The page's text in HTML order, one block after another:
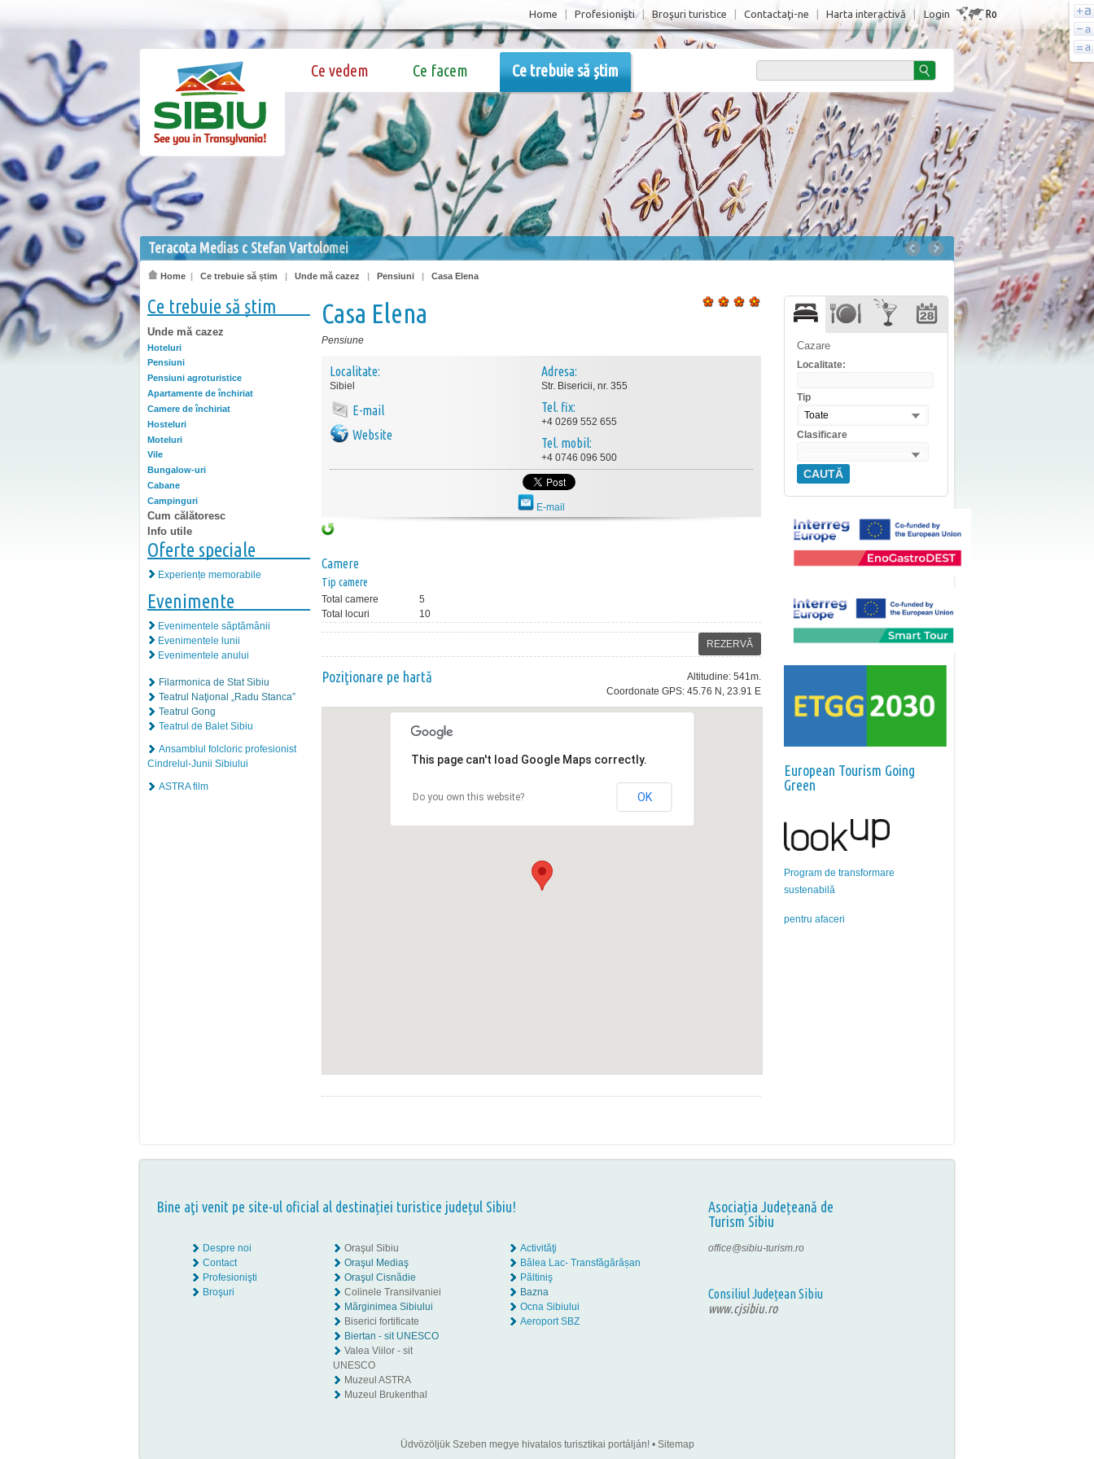
Login Ro
Home Profesionişti Broşuri turistice Contactaţi-ne Harta interactivă
Ce vedem Ce facem Ce trebuie să știm
Teracota Medias c Stefan Vartolomei
Home | Ce trebuie să știm | Unde mă cazez | Pensiuni | Casa Elena
Ce trebuie să știm
Unde mă cazez
Hoteluri
Pensiuni
Pensiuni agroturistice
Apartamente de închiriat
Camere de închiriat
Hosteluri
Moteluri
Vile
Bungalow-uri
Cabane
Campinguri
Cum călătoresc
Info utile
Oferte speciale
Experiențe memorabile
Evenimente
Evenimentele săptămânii
Evenimentele lunii
Evenimentele anului
Filarmonica de Stat Sibiu
Teatrul Naţional „Radu Stanca”
Teatrul Gong
Teatrul de Balet Sibiu
Ansamblul folcloric profesionist
Cindrelul-Junii Sibiului
ASTRA film
Casa Elena
Pensiune
Localitate:
Sibiel
E-mail
Website
Adresa:
Str. Bisericii, nr. 355
Tel. fix:
+4 0269 552 655
Tel. mobil:
+4 0746 096 500
E-mail
Camere
Tip camere
Total camere
5
Total locuri
10
REZERVĂ
Altitudine: 541m.
Coordonate GPS: 45.76 N, 23.91 E
Poziţionare pe hartă
This page can't load Google Maps correctly.
Do you own this website? OK
Cazare
Localitate:
Tip
Toate
Clasificare
CAUTĂ
European Tourism Going
Green
Program de transformare
sustenabilă
pentru afaceri
Bine aţi venit pe site-ul oficial al destinației turistice județul Sibiu!
Asociația Județeană de
Turism Sibiu
Despre noi
Contact
Profesionişti
Broşuri
Oraşul Sibiu
Oraşul Mediaş
Oraşul Cisnădie
Colinele Transilvaniei
Mărginimea Sibiului
Biserici fortificate
Biertan - sit UNESCO
Valea Viilor - sit
UNESCO
Muzeul ASTRA
Muzeul Brukenthal
Activităţi
Bâlea Lac- Transfăgărășan
Păltiniş
Bazna
Ocna Sibiului
Aeroport SBZ
office@sibiu-turism.ro
Consiliul Județean Sibiu
www.cjsibiu.ro
Üdvözöljük Szeben megye hivatalos turisztikai portálján!• Sitemap